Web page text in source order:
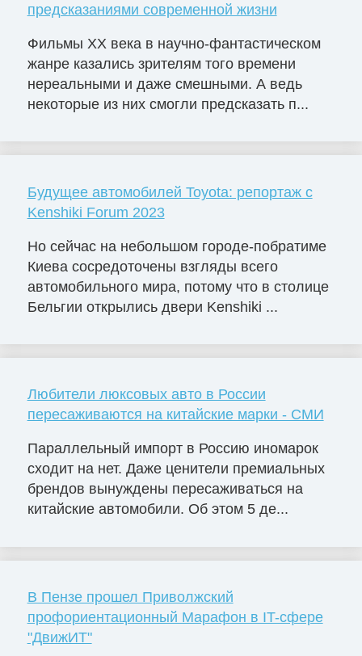
предсказаниями современной жизни
Фильмы ХХ века в научно-фантастическом
жанре казались зрителям того времени
нереальными и даже смешными. А ведь
некоторые из них смогли предсказать п...
Будущее автомобилей Toyota: репортаж с
Kenshiki Forum 2023
Но сейчас на небольшом городе-побратиме
Киева сосредоточены взгляды всего
автомобильного мира, потому что в столице
Бельгии открылись двери Kenshiki ...
Любители люксовых авто в России
пересаживаются на китайские марки - СМИ
Параллельный импорт в Россию иномарок
сходит на нет. Даже ценители премиальных
брендов вынуждены пересаживаться на
китайские автомобили. Об этом 5 де...
В Пензе прошел Приволжский
профориентационный Марафон в IT-сфере
"ДвижИТ"